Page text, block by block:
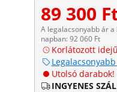
89 300
A legalacsonyabb ár
napban: 92 060 Ft
Korlátozott
Utolsó
INGYENES